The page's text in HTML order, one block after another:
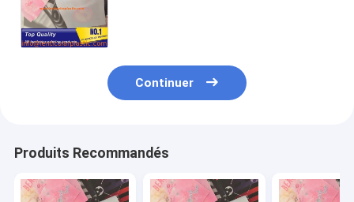
Continuer
Produits Recommandés